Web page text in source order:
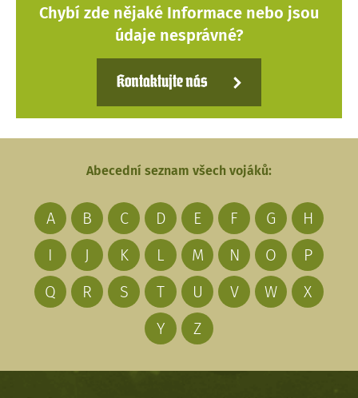
Chybí zde nějaké Informace nebo jsou
údaje nesprávné?
Kontaktujte nás
Abecední seznam všech vojáků:
A B C D E F G
H
I
J K L M N O
P
Q
R S T U V W
X
Y
Z